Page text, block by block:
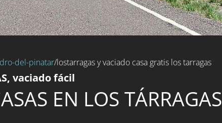
del-pinatar/lostarragas y vaciado casa gratis los tarragas
vaciado fácil
EN LOS TÁRRAGAS